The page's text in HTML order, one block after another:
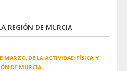
REGIÓN DE MURCIA
MARZO, DE LA ACTIVIDAD FÍSICA Y
DE MURCIA